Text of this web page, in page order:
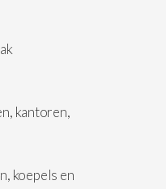
kantoren,
koepels en